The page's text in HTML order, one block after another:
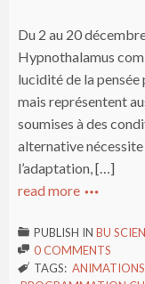
Du 2 au 20
Hypnothalamus
lucidité de la pensée
mais représentent
soumises à des
alternative
l’adaptation, […]
read more 
 PUBLISH IN BU
 0 COMMENTS
 TAGS: ANIMATIONS